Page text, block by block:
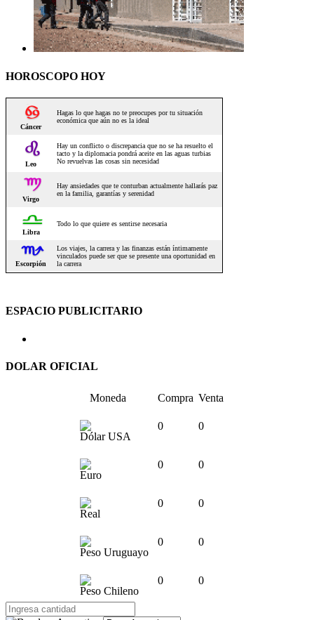
HOROSCOPO HOY
ESPACIO PUBLICITARIO
DOLAR OFICIAL
Moneda Compra Venta
Dólar USA
0 0
Euro
0 0
Real
0 0
Peso Uruguayo
0 0
Peso Chileno
0 0